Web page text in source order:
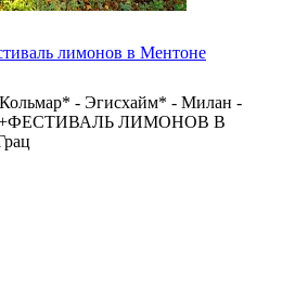
лимонов в Ментоне
- Эгисхайм* - Милан -
ЛИМОНОВ В